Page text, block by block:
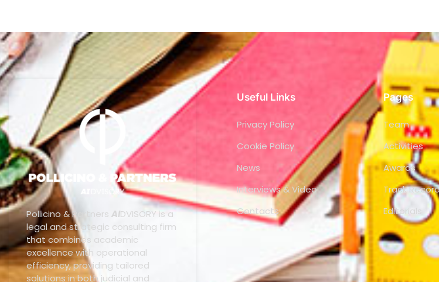
Pollicino & Partners AIDVISORY is a
legal and strategic consulting firm
that combines academic
excellence with operational
efficiency, providing tailored
solutions in both judicial and
Useful Links
Privacy Policy
Cookie Policy
News
Interviews & Video
Contacts
Pages
Team
Activities
Awards
Track
Editorials